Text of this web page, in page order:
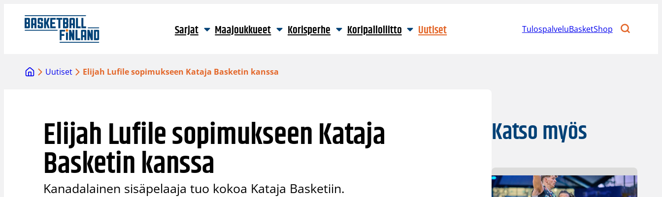
sisältöön
Sarjat Maajoukkueet Korisperhe Koripalloliitto Uutiset TulospalveluBasketShop
Uutiset Elijah Lufile sopimukseen Kataja Basketin kanssa
Elijah Lufile sopimukseen Kataja
Basketin kanssa
Kanadalainen sisäpelaaja tuo kokoa Kataja Basketiin.
Katso myös